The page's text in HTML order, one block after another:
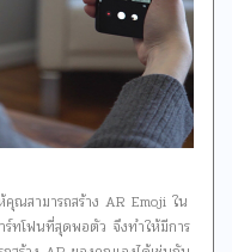
เริ่มมีประจะเดือนวันแรก เราก็กด
Period Tracker จะบันทึกวันที่และ
อคาดการณ์วันที่เริ่มต้นของช่วง
งวันที่เราจะมีประจำเดือนหรือมี
ทิน และยังสามารถตกแต่งโทรศัพท์
ของเราน่ารักไม่เหมือนใคร
ทินประจำเดือน
ราที่จะช่วยเราคำนวณโอกาศ
มาไม่สม่ำเสมอก็สามารถใช้งาน
สามารถสร้าง AR Emoji ใน
ร์ทโฟนที่สุดพอตัว จึงทำให้มีการ